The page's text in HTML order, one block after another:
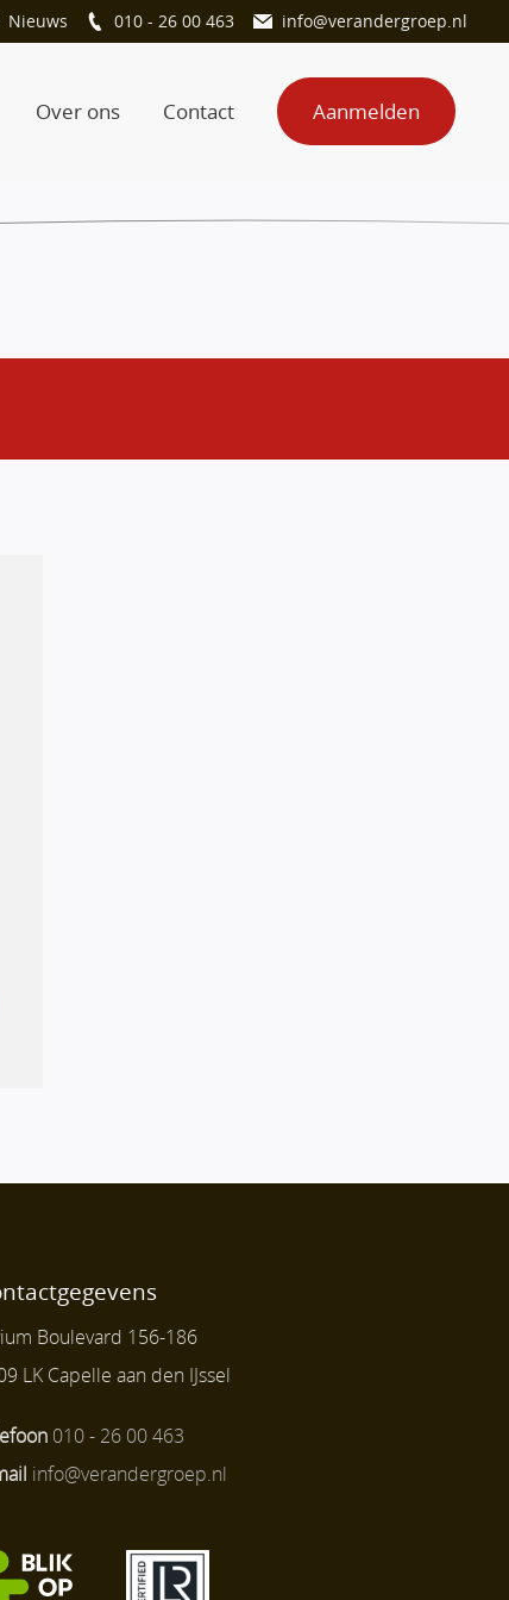
Nieuws 010 - 26 00 463 info@verandergroep.nl
Over ons Contact Aanmelden
Boulevard 156-186
LK Capelle aan den IJssel
010 - 26 00 463
info@verandergroep.nl